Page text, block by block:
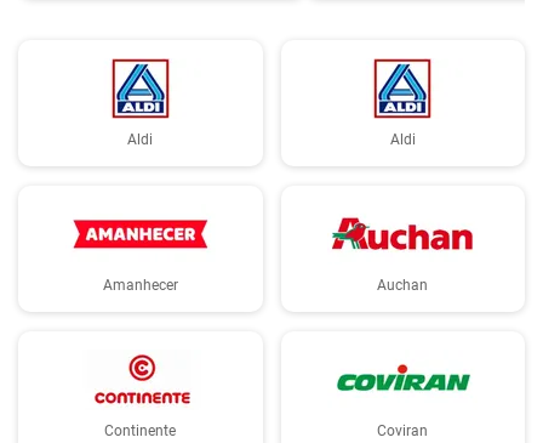
Aldi Aldi
Amanhecer Auchan
Continente Coviran